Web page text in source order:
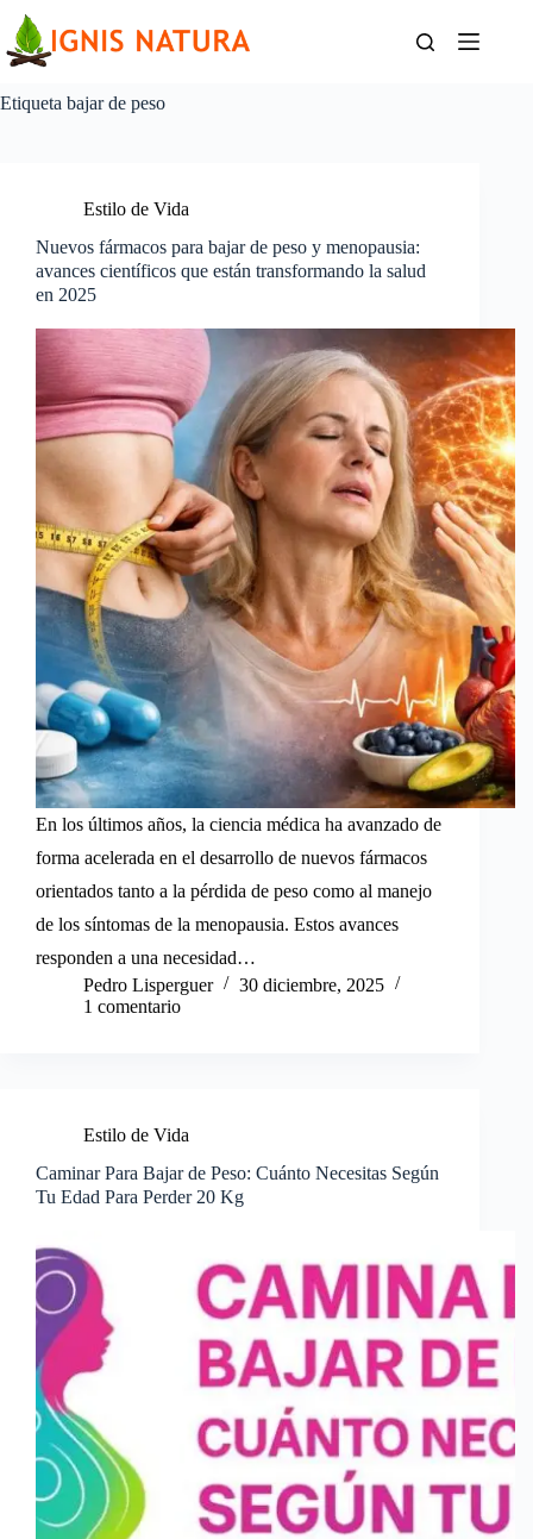
contenido
Etiqueta bajar de peso
Estilo de Vida
Nuevos fármacos para bajar de peso y menopausia:
avances científicos que están transformando la salud
en 2025
En los últimos años, la ciencia médica ha avanzado de
forma acelerada en el desarrollo de nuevos fármacos
orientados tanto a la pérdida de peso como al manejo
de los síntomas de la menopausia. Estos avances
responden a una necesidad…
Pedro Lisperguer
30 diciembre, 2025
1 comentario
Estilo de Vida
Caminar Para Bajar de Peso: Cuánto Necesitas Según
Tu Edad Para Perder 20 Kg